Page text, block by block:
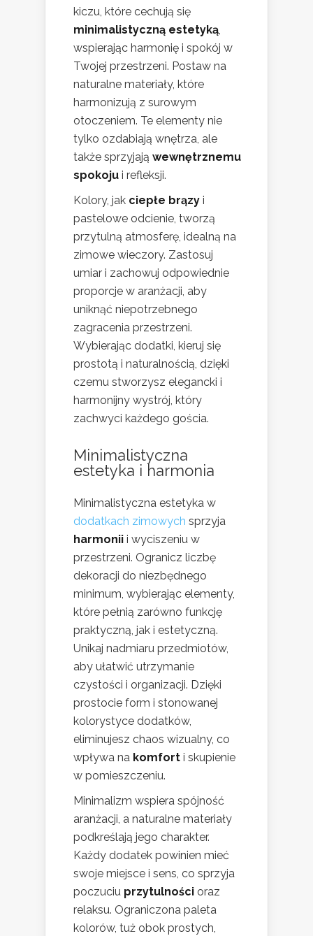
kiczu, które cechują się
minimalistyczną estetyką,
wspierając harmonię i spokój w
Twojej przestrzeni. Postaw na
naturalne materiały, które
harmonizują z surowym
otoczeniem. Te elementy nie
tylko ozdabiają wnętrza, ale
także sprzyjają wewnętrznemu
spokoju i refleksji.
Kolory, jak ciepłe brązy i
pastelowe odcienie, tworzą
przytulną atmosferę, idealną na
zimowe wieczory. Zastosuj
umiar i zachowuj odpowiednie
proporcje w aranżacji, aby
uniknąć niepotrzebnego
zagracenia przestrzeni.
Wybierając dodatki, kieruj się
prostotą i naturalnością, dzięki
czemu stworzysz elegancki i
harmonijny wystrój, który
zachwyci każdego gościa.
Minimalistyczna
estetyka i harmonia
Minimalistyczna estetyka w
dodatkach zimowych sprzyja
harmonii i wyciszeniu w
przestrzeni. Ogranicz liczbę
dekoracji do niezbędnego
minimum, wybierając elementy,
które pełnią zarówno funkcję
praktyczną, jak i estetyczną.
Unikaj nadmiaru przedmiotów,
aby ułatwić utrzymanie
czystości i organizacji. Dzięki
prostocie form i stonowanej
kolorystyce dodatków,
eliminujesz chaos wizualny, co
wpływa na komfort i skupienie
w pomieszczeniu.
Minimalizm wspiera spójność
aranżacji, a naturalne materiały
podkreślają jego charakter.
Każdy dodatek powinien mieć
swoje miejsce i sens, co sprzyja
poczuciu przytulności oraz
relaksu. Ograniczona paleta
kolorów, tuż obok prostych,